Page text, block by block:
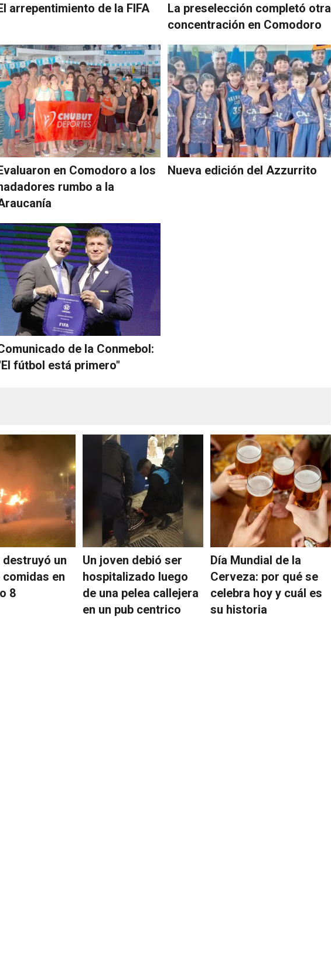
arrepentimiento de la FIFA
La preselección completó otra
concentración en Comodoro
en Comodoro a los
rumbo a la
Nueva edición del Azzurrito
de la Conmebol:
fútbol está primero"
destruyó un
en
8
Un joven debió ser
hospitalizado luego
de una pelea callejera
en un pub centrico
Día Mundial de la
Cerveza: por qué se
celebra hoy y cuál es
su historia